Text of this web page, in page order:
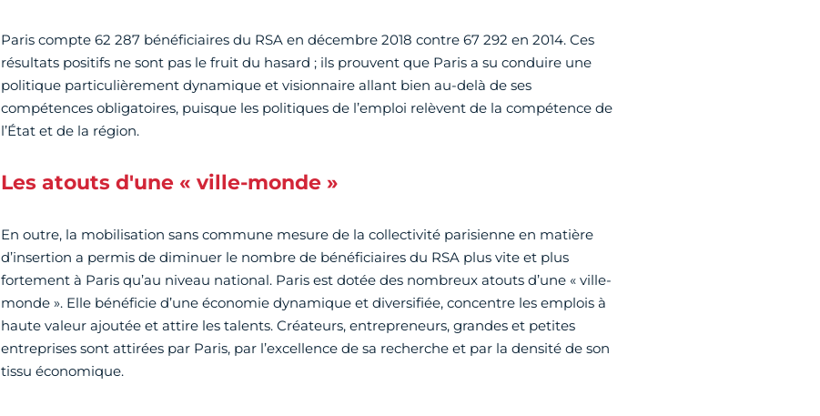
Paris compte 62 287 bénéficiaires du RSA en décembre 2018 contre 67 292 en 2014. Ces
résultats positifs ne sont pas le fruit du hasard ; ils prouvent que Paris a su conduire une
politique particulièrement dynamique et visionnaire allant bien au-delà de ses
compétences obligatoires, puisque les politiques de l’emploi relèvent de la compétence de
l’État et de la région.
Les atouts d'une « ville-monde »
En outre, la mobilisation sans commune mesure de la collectivité parisienne en matière
d’insertion a permis de diminuer le nombre de bénéficiaires du RSA plus vite et plus
fortement à Paris qu’au niveau national. Paris est dotée des nombreux atouts d’une « ville-
monde ». Elle bénéficie d’une économie dynamique et diversifiée, concentre les emplois à
haute valeur ajoutée et attire les talents. Créateurs, entrepreneurs, grandes et petites
entreprises sont attirées par Paris, par l’excellence de sa recherche et par la densité de son
tissu économique.